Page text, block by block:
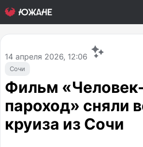
Сочи
14 апреля 2026, 12:06
Фильм
пароход» сняли
круиза из Сочи